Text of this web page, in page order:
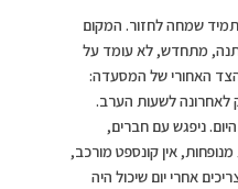
שמחה לחזור. המקום
מתחדש, לא עומד על
האחורי של המסעדה:
לאחרונה לשעות הערב.
היום. ניפגש עם חברים,
אין קונספט מורכב,
אחרי יום שיכול היה